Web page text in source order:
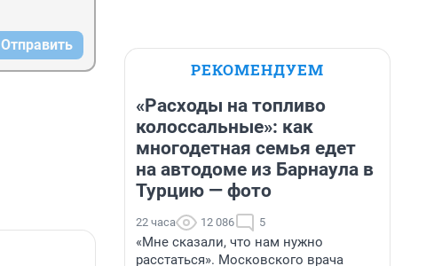
Отправить
РЕКОМЕНДУЕМ
«Расходы на топливо
колоссальные»: как
многодетная семья едет
на автодоме из Барнаула в
Турцию — фото
22 часа 12 086 5
«Мне сказали, что нам нужно
расстаться». Московского врача